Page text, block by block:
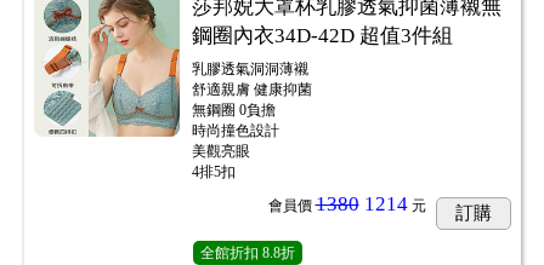
莎邦婗大罩杯乳膠透氣抑菌薄襯無
鋼圈內衣34D-42D 超值3件組
乳膠透氣洞洞薄襯
舒適親膚 健康抑菌
無鋼圈 0負擔
時尚撞色設計
美觀亮眼
4排5扣
會員價 13801214元 訂購
全館折扣 8.8折